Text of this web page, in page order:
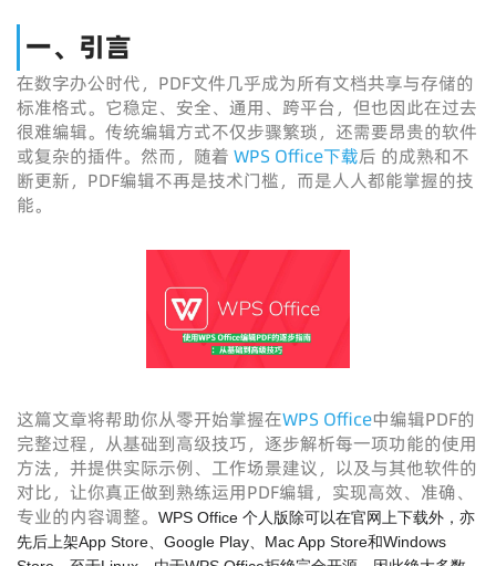
一、引言
在数字办公时代，PDF文件几乎成为所有文档共享与存储的
标准格式。它稳定、安全、通用、跨平台，但也因此在过去
很难编辑。传统编辑方式不仅步骤繁琐，还需要昂贵的软件
或复杂的插件。然而，随着 WPS Office下载后 的成熟和不
断更新，PDF编辑不再是技术门槛，而是人人都能掌握的技
能。
这篇文章将帮助你从零开始掌握在WPS Office中编辑PDF的
完整过程，从基础到高级技巧，逐步解析每一项功能的使用
方法，并提供实际示例、工作场景建议，以及与其他软件的
对比，让你真正做到熟练运用PDF编辑，实现高效、准确、
专业的内容调整。
WPS Office 个人版除可以在官网上下载外，亦
先后上架App Store、Google Play、Mac App Store和Windows